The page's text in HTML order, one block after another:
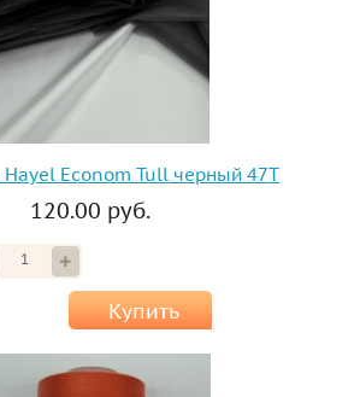
Econom Tull черный 47T
120.00 руб.
Купить